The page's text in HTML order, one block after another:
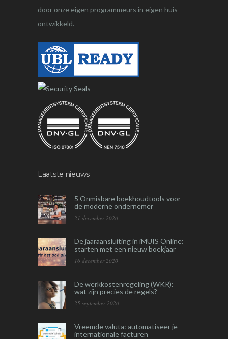
door onze eigen programmeurs in eigen huis
ontwikkeld.
Laatste nieuws
5 Onmisbare boekhoudtools voor
de moderne ondernemer
21 december 2020
De jaaraansluiting in iMUIS Online:
starten met een nieuw boekjaar
16 december 2020
De werkkostenregeling (WKR):
wat zijn precies de regels?
25 september 2020
Vreemde valuta: automatiseer je
internationale facturen